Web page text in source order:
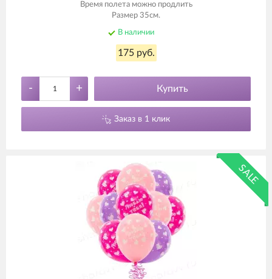
Время полета можно продлить
Размер 35см.
В наличии
175 руб.
- + Купить
Заказ в 1 клик
SALE